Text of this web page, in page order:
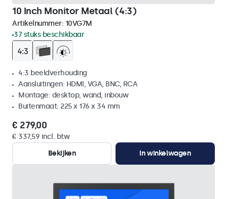
10 Inch Monitor Metaal (4:3)
Artikelnummer: 10VG7M
37 stuks beschikbaar
4:3 beeldverhouding
Aansluitingen: HDMI, VGA, BNC, RCA
Montage: desktop, wand, inbouw
Buitenmaat: 225 x 176 x 34 mm
€ 279,00
€ 337,59 incl. btw
Bekijken
In winkelwagen